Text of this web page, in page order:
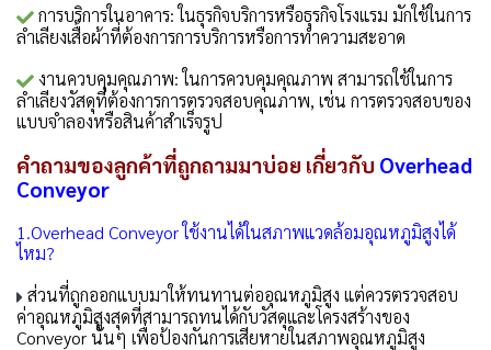
การบริการในอาคาร: ในธุรกิจบริการหรือธุรกิจโรงแรม มักใช้ในการ
ลำเลียงเสื้อผ้าที่ต้องการการบริการหรือการทำความสะอาด
งานควบคุมคุณภาพ: ในการควบคุมคุณภาพ สามารถใช้ในการ
ลำเลียงวัสดุที่ต้องการการตรวจสอบคุณภาพ, เช่น การตรวจสอบของ
แบบจำลองหรือสินค้าสำเร็จรูป
คำถามของลูกค้าที่ถูกถามมาบ่อย เกี่ยวกับ Overhead
Conveyor
1.Overhead Conveyor ใช้งานได้ในสภาพแวดล้อมอุณหภูมิสูงได้
ไหม?
ส่วนที่ถูกออกแบบมาให้ทนทานต่ออุณหภูมิสูง แต่ควรตรวจสอบ
ค่าอุณหภูมิสูงสุดที่สามารถทนได้กับวัสดุและโครงสร้างของ
Conveyor นั้นๆ เพื่อป้องกันการเสียหายในสภาพอุณหภูมิสูง